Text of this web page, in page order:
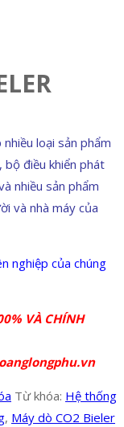
loại sản phẩm
bộ điều khiển phát
nhiều sản phẩm
và nhà máy của
nghiệp của chúng
VÀ CHÍNH
Từ khóa: Hệ thống
, Máy dò CO2 Bieler